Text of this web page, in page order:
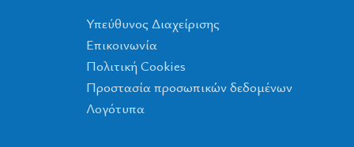
Υπεύθυνος Διαχείρισης
Επικοινωνία
Πολιτική Cookies
Προστασία προσωπικών δεδομένων
Λογότυπα